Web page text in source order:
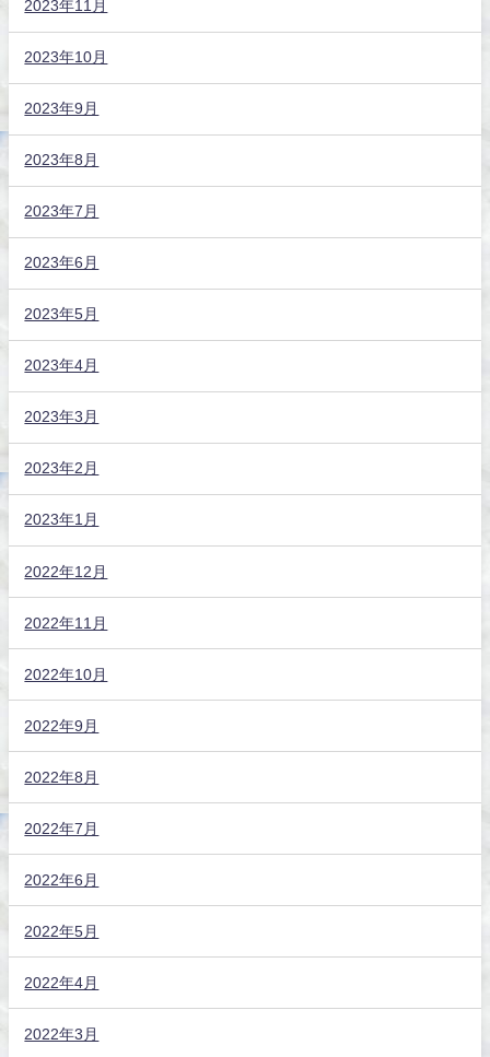
2023年11月
2023年10月
2023年9月
2023年8月
2023年7月
2023年6月
2023年5月
2023年4月
2023年3月
2023年2月
2023年1月
2022年12月
2022年11月
2022年10月
2022年9月
2022年8月
2022年7月
2022年6月
2022年5月
2022年4月
2022年3月